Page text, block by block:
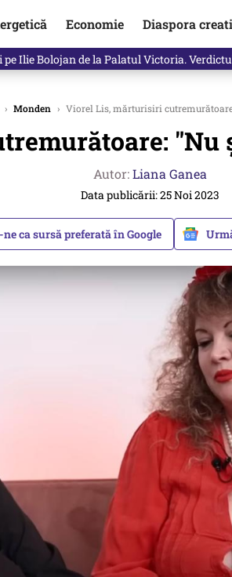
Economie Diaspora
decizia luată astăzi de Guvern
› Monden › Viorel Lis, mărturisiri
"Nu
Autor:Liana Ganea
Data publicării: 25 Noi 2023
ca sursă preferată în Google